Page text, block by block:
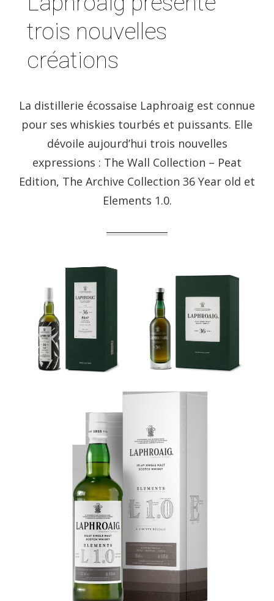
trois nouvelles
créations
La distillerie écossaise Laphroaig est connue
pour ses whiskies tourbés et puissants. Elle
dévoile aujourd’hui trois nouvelles
expressions : The Wall Collection – Peat
Edition, The Archive Collection 36 Year old et
Elements 1.0.